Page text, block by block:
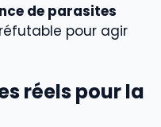
de parasites
pour agir
réels pour la